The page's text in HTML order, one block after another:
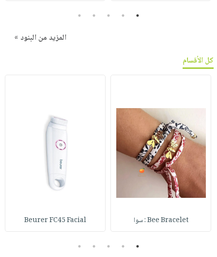
1
2
3
4
5
المزيد من البنود »
كل الأقسام
Bee Bracelet : سوا Beurer FC45 Facial
1
2
3
4
5